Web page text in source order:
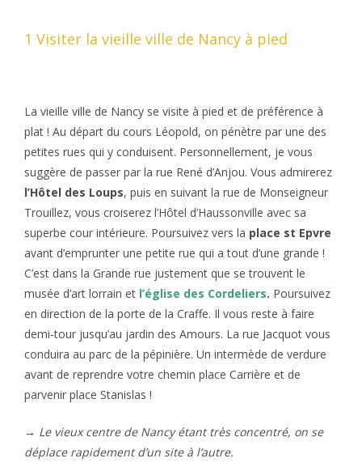
1 Visiter la vieille ville de Nancy à pied
La vieille ville de Nancy se visite à pied et de préférence à
plat ! Au départ du cours Léopold, on pénètre par une des
petites rues qui y conduisent. Personnellement, je vous
suggère de passer par la rue René d’Anjou. Vous admirerez
l’Hôtel des Loups, puis en suivant la rue de Monseigneur
Trouillez, vous croiserez l’Hôtel d’Haussonville avec sa
superbe cour intérieure. Poursuivez vers la place st Epvre
avant d’emprunter une petite rue qui a tout d’une grande !
C’est dans la Grande rue justement que se trouvent le
musée d’art lorrain et l’église des Cordeliers. Poursuivez
en direction de la porte de la Craffe. Il vous reste à faire
demi-tour jusqu’au jardin des Amours. La rue Jacquot vous
conduira au parc de la pépinière. Un intermède de verdure
avant de reprendre votre chemin place Carrière et de
parvenir place Stanislas !
→ Le vieux centre de Nancy étant très concentré, on se
déplace rapidement d’un site à l’autre.